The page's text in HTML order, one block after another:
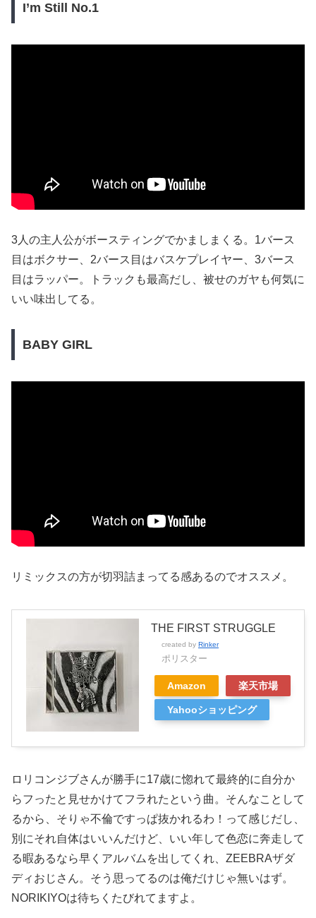
I’m Still No.1
3人の主人公がボースティングでかましまくる。1バース
目はボクサー、2バース目はバスケプレイヤー、3バース
目はラッパー。トラックも最高だし、被せのガヤも何気に
いい味出してる。
BABY GIRL
リミックスの方が切羽詰まってる感あるのでオススメ。
THE FIRST STRUGGLE
created by Rinker
ポリスター
Amazon 楽天市場
Yahooショッピング
ロリコンジブさんが勝手に17歳に惚れて最終的に自分か
らフったと見せかけてフラれたという曲。そんなことして
るから、そりゃ不倫ですっぱ抜かれるわ！って感じだし、
別にそれ自体はいいんだけど、いい年して色恋に奔走して
る暇あるなら早くアルバムを出してくれ、ZEEBRAザダ
ディおじさん。そう思ってるのは俺だけじゃ無いはず。
NORIKIYOは待ちくたびれてますよ。